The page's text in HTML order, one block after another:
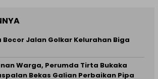
Bocor Jalan Golkar Kelurahan Biga
Warga, Perumda Tirta Bukaka
Bekas Galian Perbaikan Pipa